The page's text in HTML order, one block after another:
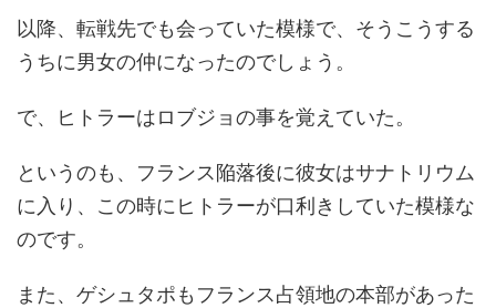
以降、転戦先でも会っていた模様で、そうこうする
うちに男女の仲になったのでしょう。
で、ヒトラーはロブジョの事を覚えていた。
というのも、フランス陥落後に彼女はサナトリウム
に入り、この時にヒトラーが口利きしていた模様な
のです。
また、ゲシュタポもフランス占領地の本部があった